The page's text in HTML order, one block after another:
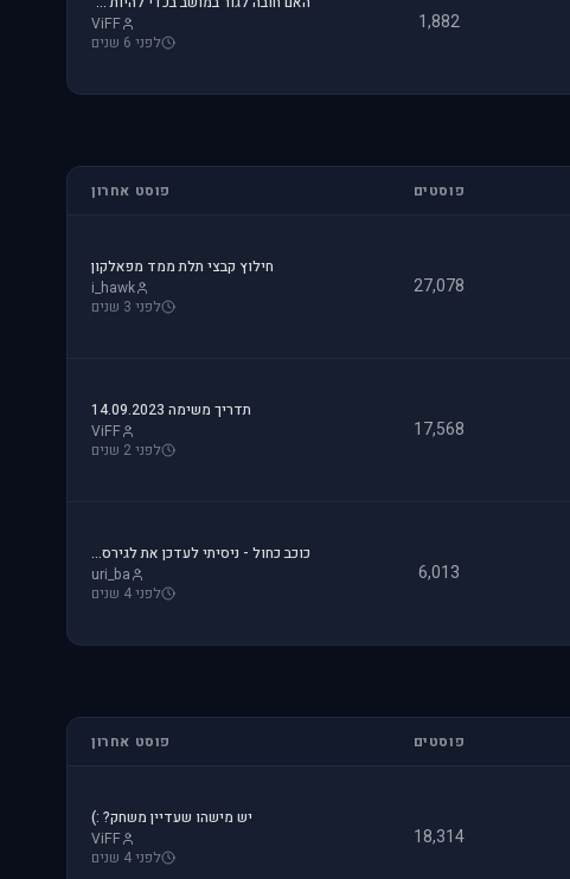
1,882
ViFF
לפני 6 שנים
פוסטים פוסט אחרון
27,078
חילוץ קבצי תלת ממד מפאלקון
i_hawk
לפני 3 שנים
17,568
תדריך משימה 14.09.2023
ViFF
לפני 2 שנים
6,013
כוכב כחול - ניסיתי לעדכן את לגירסה 1.1 וקיבלתי הודעת שגיאה.
uri_ba
לפני 4 שנים
פוסטים פוסט אחרון
18,314
יש מישהו שעדיין משחק? :)
ViFF
לפני 4 שנים